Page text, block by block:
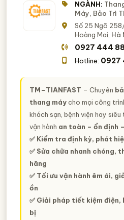
NGÀNH:
Máy, Bảo Trì
Số 25 Ngõ
Hoàng Mai, Hà
0927 444
Hotline: 0927
TM–TIANFAST – Chuyên
thang máycho mọi công
khách sạn, bệnh viện hay
vận hành an toàn – ổn định
✅ Kiểm tra định kỳ, phát
✅ Sửa chữa nhanh chóng,
hãng
✅ Tối ưu vận hành êm ái,
ồn
✅ Giải pháp tiết kiệm
bị